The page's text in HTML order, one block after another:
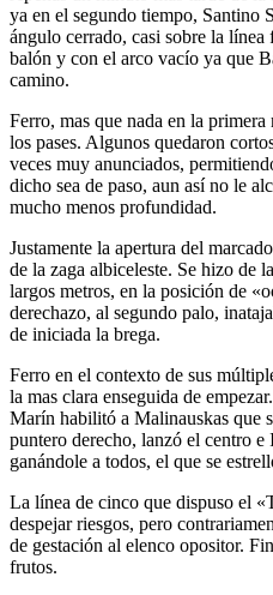
ya en el segundo tiempo, Santino
ángulo cerrado, casi sobre la
balón y con el arco vacío ya que
camino.
Ferro, mas que nada en la
los pases. Algunos quedaron
veces muy anunciados,
dicho sea de paso, aun así no le
mucho menos profundidad.
Justamente la apertura del
de la zaga albiceleste. Se hizo de
largos metros, en la posición de
derechazo, al segundo palo,
de iniciada la brega.
Ferro en el contexto de sus
la mas clara enseguida de
Marín habilitó a Malinauskas que
puntero derecho, lanzó el centro
ganándole a todos, el que se
La línea de cinco que dispuso el
despejar riesgos, pero
de gestación al elenco opositor.
frutos.